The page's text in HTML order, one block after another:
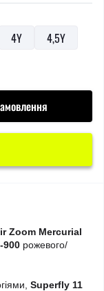
4Y
4,5Y
Zoom Mercurial
900 рожевого/
Superfly 11